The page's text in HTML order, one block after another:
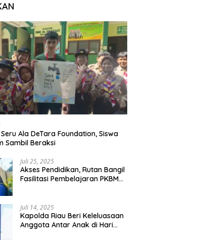
Ala DeTara Foundation, Siswa
Sambil Beraksi
Juli 25, 2025
Akses Pendidikan, Rutan Bangil
Fasilitasi Pembelajaran PKBM
Juli 14, 2025
Kapolda Riau Beri Keleluasaan
Anggota Antar Anak di Hari